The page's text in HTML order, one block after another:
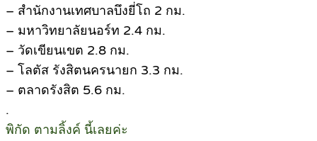
– สำนักงานเทศบาลบึงยี่โถ 2 กม.
– มหาวิทยาลัยนอร์ท 2.4 กม.
– วัดเขียนเขต 2.8 กม.
– โลตัส รังสิตนครนายก 3.3 กม.
– ตลาดรังสิต 5.6 กม.
.
พิกัด ตามลิ้งค์ นี้เลยค่ะ